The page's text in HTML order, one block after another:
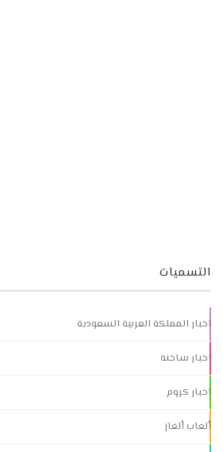
التسميات
اخبار المملكة العربية السعودية
اخبار ساخنة
اخبار كروم
ألعاب ألغاز